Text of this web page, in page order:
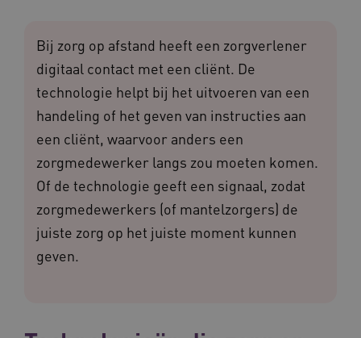
Bij zorg op afstand heeft een zorgverlener
digitaal contact met een cliënt. De
technologie helpt bij het uitvoeren van een
handeling of het geven van instructies aan
een cliënt, waarvoor anders een
zorgmedewerker langs zou moeten komen.
Of de technologie geeft een signaal, zodat
zorgmedewerkers (of mantelzorgers) de
juiste zorg op het juiste moment kunnen
geven.